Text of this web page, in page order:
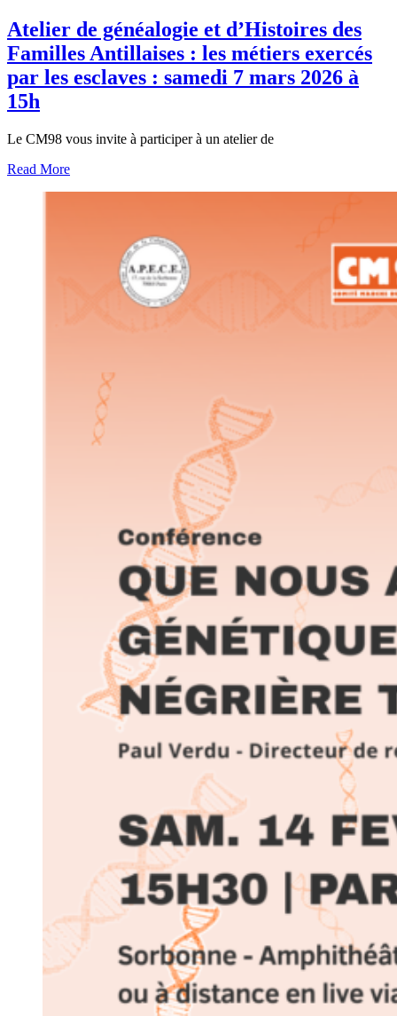
Atelier de généalogie et d’Histoires des
Familles Antillaises : les métiers exercés
par les esclaves : samedi 7 mars 2026 à
15h
Le CM98 vous invite à participer à un atelier de
Read More